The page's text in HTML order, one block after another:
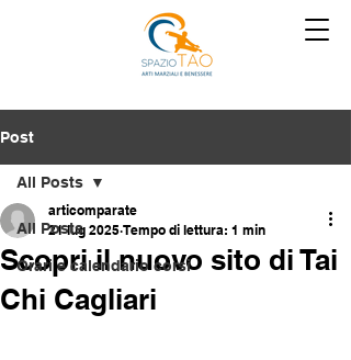
Post
All Posts
Orari e calendario corsi
All Posts
Scopri il nuovo sito di Tai
Chi Cagliari
articomparate
21 lug 2025 Tempo di lettura: 1 min